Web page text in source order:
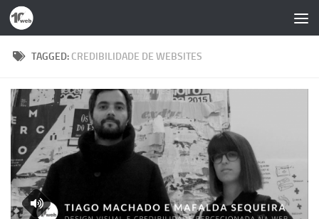
Skip to content
TAGGED: CREDIBILIDADE DE WEBSITES